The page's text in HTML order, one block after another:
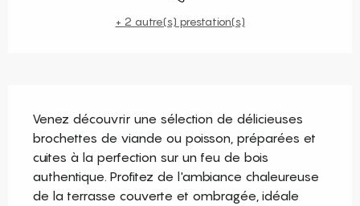
+ 2 autre(s) prestation(s)
Venez découvrir une sélection de délicieuses
brochettes de viande ou poisson, préparées et
cuites à la perfection sur un feu de bois
authentique. Profitez de l'ambiance chaleureuse
de la terrasse couverte et ombragée, idéale